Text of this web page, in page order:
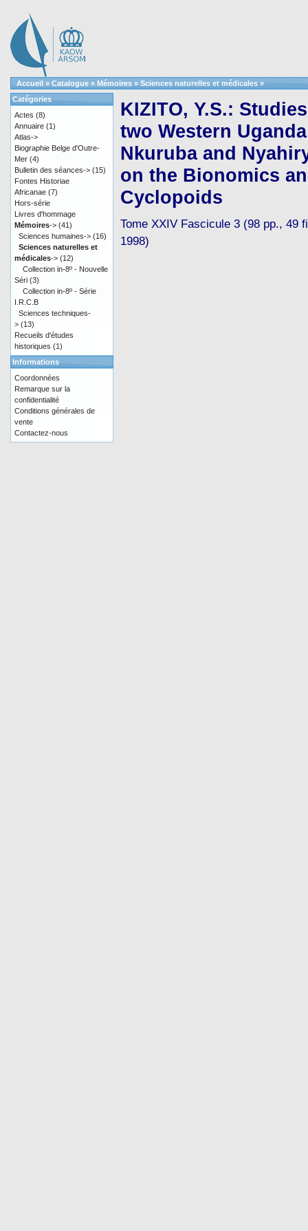
Accueil » Catalogue » Mémoires » Sciences naturelles et médicales »
KIZITO, Y.S.:
two Western
Nkuruba and
on the Bionomics
Cyclopoids
Tome XXIV Fascicule 3 (98 pp., 49
1998)
Catégories
Actes (8)
Annuaire (1)
Atlas->
Biographie Belge d'Outre-
Mer (4)
Bulletin des séances-> (15)
Fontes Historiae
Africanae (7)
Hors-série
Livres d'hommage
Mémoires-> (41)
Sciences humaines-> (16)
Sciences naturelles et
médicales-> (12)
Collection in-8º - Nouvelle
Séri (3)
Collection in-8º - Série
I.R.C.B
Sciences techniques-
> (13)
Recueils d'études
historiques (1)
Informations
Coordonnées
Remarque sur la
confidentialité
Conditions générales de
vente
Contactez-nous